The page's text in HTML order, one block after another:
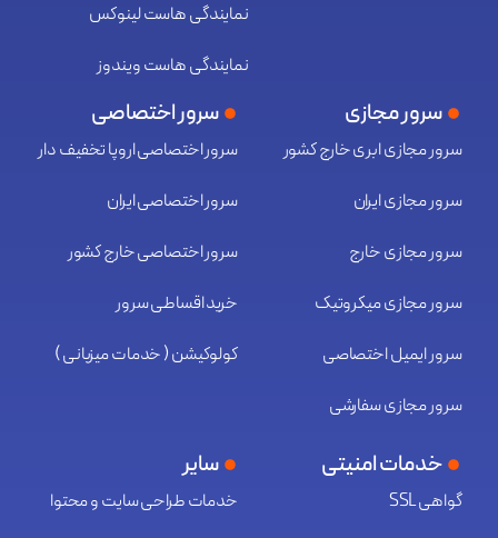
نمایندگی هاست لینوکس
نمایندگی هاست ویندوز
سرور مجازی
سرور مجازی ابری خارج کشور
سرور مجازی ایران
سرور مجازی خارج
سرور مجازی میکروتیک
سرور ایمیل اختصاصی
سرور مجازی سفارشی
سرور اختصاصی
سرور اختصاصی اروپا تخفیف دار
سرور اختصاصی ایران
سرور اختصاصی خارج کشور
خرید اقساطی سرور
کولوکیشن ( خدمات میزبانی )
خدمات امنیتی
گواهی SSL
سایر
خدمات طراحی سایت و محتوا